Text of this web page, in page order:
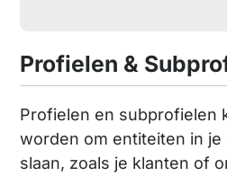
Profielen &
Profielen en subprofielen
worden om entiteiten in je
slaan, zoals je klanten of